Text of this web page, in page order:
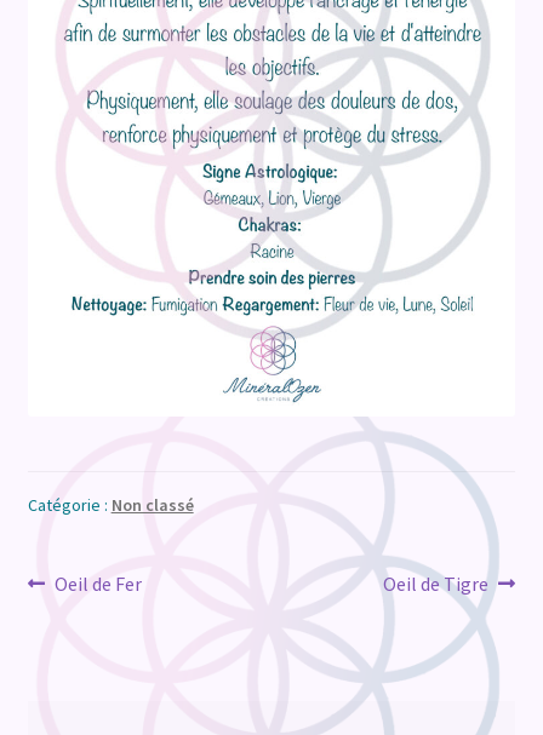
Catégorie : Non classé
Navigation
Article
Oeil de Fer
Article
Oeil de Tigre